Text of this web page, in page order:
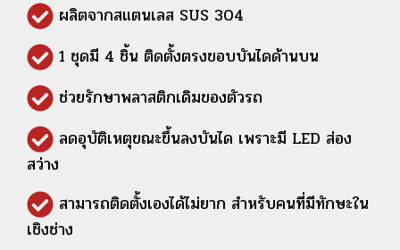
ผลิตจากสแตนเลส SUS 304
1 ชุดมี 4 ชิ้น ติดตั้งตรงขอบบันไดด้านบน
ช่วยรักษาพลาสติกเดิมของตัวรถ
ลดอุบัติเหตุขณะขึ้นลงบันได เพราะมี LED ส่อง
สว่าง
สามารถติดตั้งเองได้ไม่ยาก สำหรับคนที่มีทักษะใน
เชิงช่าง